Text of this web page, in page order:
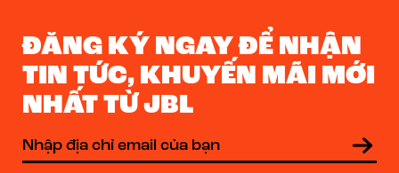
Thiết kế thời thượng:
Loa karaoke JBL có thiết kế thời thượng, sang trọng, phù hợp với
mọi không gian giải trí. Bạn có thể lựa chọn loa karaoke JBL để sử
dụng trong phòng khách, phòng ngủ, hay bất cứ không gian nào
Đa dạng mẫu mã:
ĐĂNG KÝ NGAY ĐỂ NHẬN
TIN TỨC, KHUYẾN MÃI MỚI
NHẤT TỪ JBL